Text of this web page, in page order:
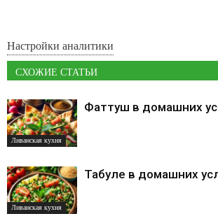
Настройки аналитики
СХОЖИЕ СТАТЬИ
Ливанская кухня
Фаттуш в домашних
Ливанская кухня
Табуле в домашних